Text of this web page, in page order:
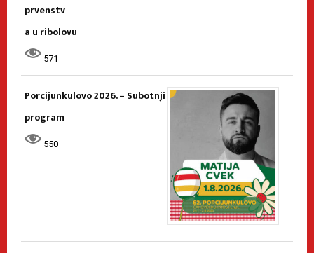
prvenstv
a u ribolovu
571
Porcijunkulovo 2026. – Subotnji
program
550